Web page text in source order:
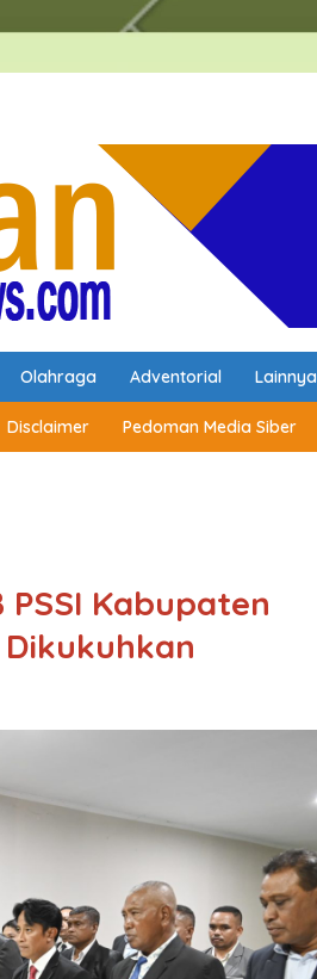
Olahraga Adventorial Lainnya
Disclaimer Pedoman Media Siber
Kabupaten